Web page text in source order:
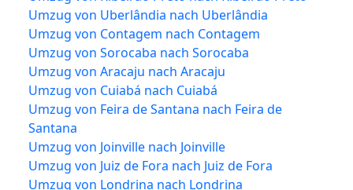
Umzug von Uberlândia nach Uberlândia
Umzug von Contagem nach Contagem
Umzug von Sorocaba nach Sorocaba
Umzug von Aracaju nach Aracaju
Umzug von Cuiabá nach Cuiabá
Umzug von Feira de Santana nach Feira de
Santana
Umzug von Joinville nach Joinville
Umzug von Juiz de Fora nach Juiz de Fora
Umzug von Londrina nach Londrina